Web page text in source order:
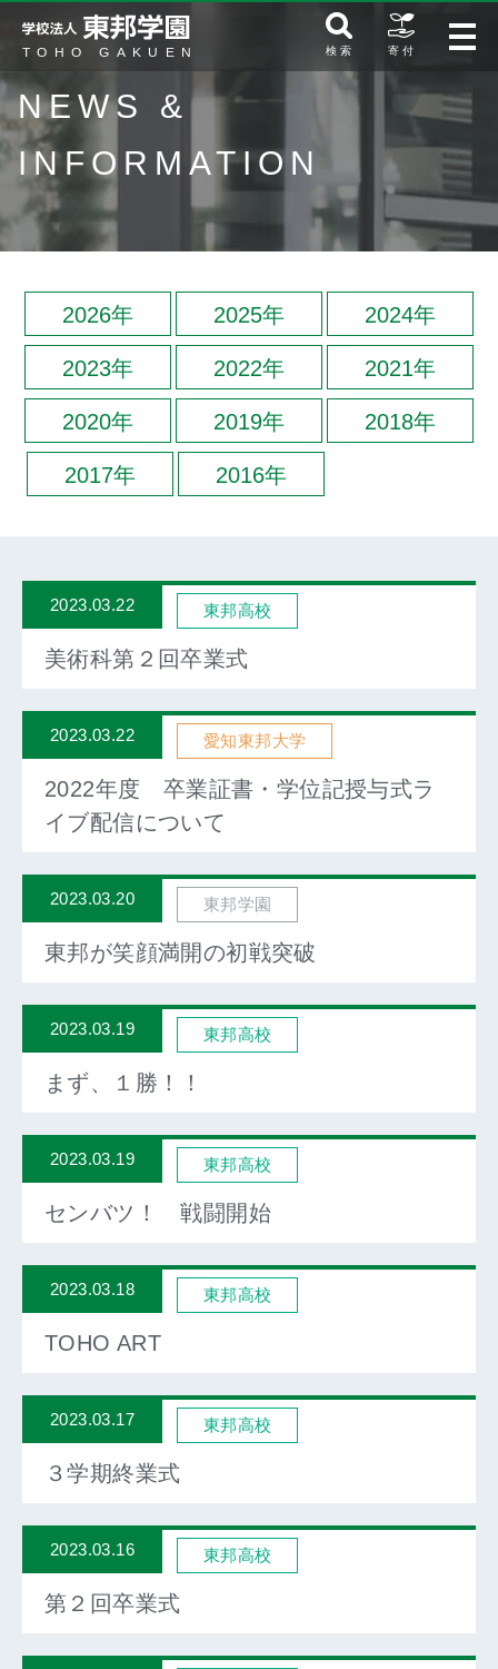
検 索 寄 付
NEWS &
INFORMATION
2026年 2025年 2024年
2023年 2022年 2021年
2020年 2019年 2018年
2017年 2016年
2023.03.22 東邦高校
美術科第２回卒業式
2023.03.22 愛知東邦大学
2022年度 卒業証書・学位記授与式ラ
イブ配信について
2023.03.20 東邦学園
東邦が笑顔満開の初戦突破
2023.03.19 東邦高校
まず、１勝！！
2023.03.19 東邦高校
センバツ！ 戦闘開始
2023.03.18 東邦高校
TOHO ART
2023.03.17 東邦高校
３学期終業式
2023.03.16 東邦高校
第２回卒業式